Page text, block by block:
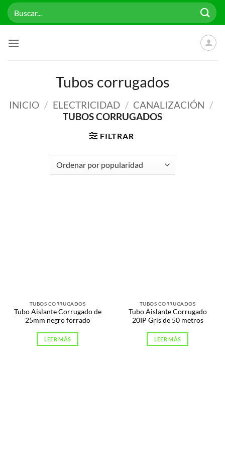
Saltar
Buscar
por:
Tubos corrugados
INICIO / ELECTRICIDAD / CANALIZACIÓN /
TUBOS CORRUGADOS
FILTRAR
TUBOS CORRUGADOS
Tubo Aislante Corrugado de
25mm negro forrado
LEER MÁS
TUBOS CORRUGADOS
Tubo Aislante Corrugado
20IP Gris de 50 metros
LEER MÁS